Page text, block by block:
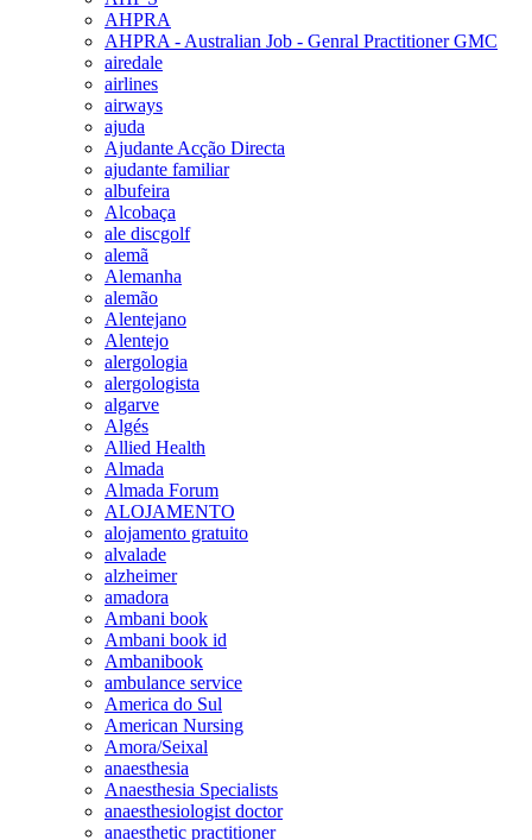
AHPRA
AHPRA - Australian Job - Genral Practitioner GMC
airedale
airlines
airways
ajuda
Ajudante Acção Directa
ajudante familiar
albufeira
Alcobaça
ale discgolf
alemã
Alemanha
alemão
Alentejano
Alentejo
alergologia
alergologista
algarve
Algés
Allied Health
Almada
Almada Forum
ALOJAMENTO
alojamento gratuito
alvalade
alzheimer
amadora
Ambani book
Ambani book id
Ambanibook
ambulance service
America do Sul
American Nursing
Amora/Seixal
anaesthesia
Anaesthesia Specialists
anaesthesiologist doctor
anaesthetic practitioner